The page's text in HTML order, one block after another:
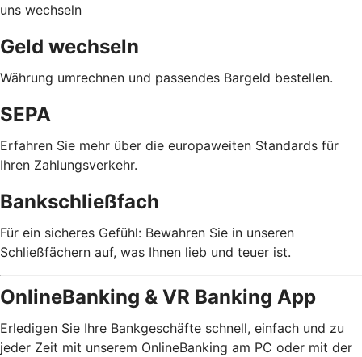
uns wechseln
Geld wechseln
Währung umrechnen und passendes Bargeld bestellen.
SEPA
Erfahren Sie mehr über die europaweiten Standards für
Ihren Zahlungsverkehr.
Bankschließfach
Für ein sicheres Gefühl: Bewahren Sie in unseren
Schließfächern auf, was Ihnen lieb und teuer ist.
OnlineBanking & VR Banking App
Erledigen Sie Ihre Bankgeschäfte schnell, einfach und zu
jeder Zeit mit unserem OnlineBanking am PC oder mit der